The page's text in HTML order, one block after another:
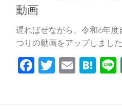
動画
遅ればせながら、令和6年度
つりの動画をアップしまし
Facebook
Twitter
Email